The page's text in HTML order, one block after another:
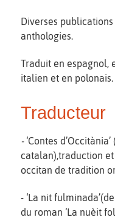
Diverses
anthologies.
Traduit en espagnol,
italien et en polonais.
Traducteur
- ‘Contes
catalan),traduction
occitan de tradition
- ‘La nit
du roman ‘La nuèit